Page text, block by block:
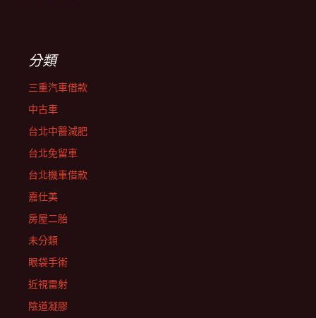
分類
三重汽車借款
中古車
台北中醫減肥
台北免留車
台北機車借款
嘉仕美
房屋二胎
未分類
眼袋手術
近視雷射
陰道凝膠